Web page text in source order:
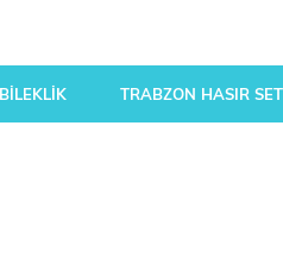
BİLEKLİK TRABZON HASIR SET